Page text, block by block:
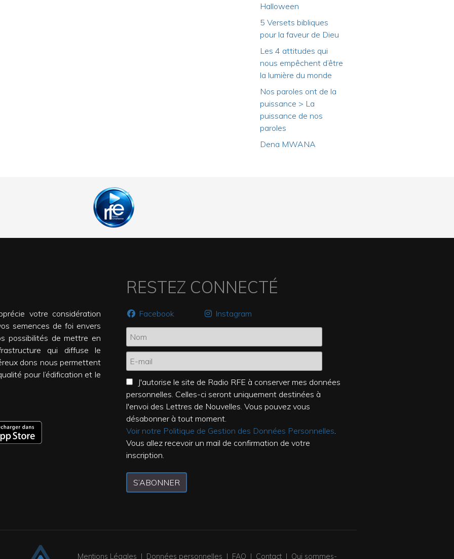
Halloween
5 Versets bibliques
pour la faveur de Dieu
Les 4 attitudes qui
nous empêchent d’être
la lumière du monde
Nos paroles ont de la
puissance > La
puissance de nos
paroles
Dena MWANA
votre considération
semences de foi envers
possibilités de mettre en
qui diffuse le
dons nous permettent
pour l’édification et le
RESTEZ CONNECTÉ
Facebook Instagram
J'autorise le site de Radio RFE à conserver mes données
personnelles. Celles-ci seront uniquement destinées à
l'envoi des Lettres de Nouvelles. Vous pouvez vous
désabonner à tout moment.
Voir notre Politique de Gestion des Données Personnelles
Vous allez recevoir un mail de confirmation de votre
inscription.
S’ABONNER
Mentions Légales | Données personnelles | FAQ | Contact | Qui sommes-